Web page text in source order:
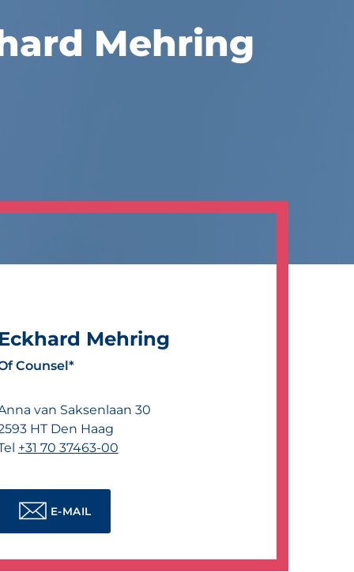
Mehring
Eckhard Mehring
Counsel*
van Saksenlaan 30
HT Den Haag
+31 70 37463-00
E-MAIL